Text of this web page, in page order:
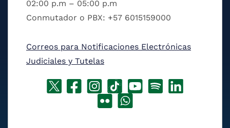
02:00 p.m – 05:00 p.m
Conmutador o PBX: +57 6015159000
Correos para Notificaciones Electrónicas
Judiciales y Tutelas